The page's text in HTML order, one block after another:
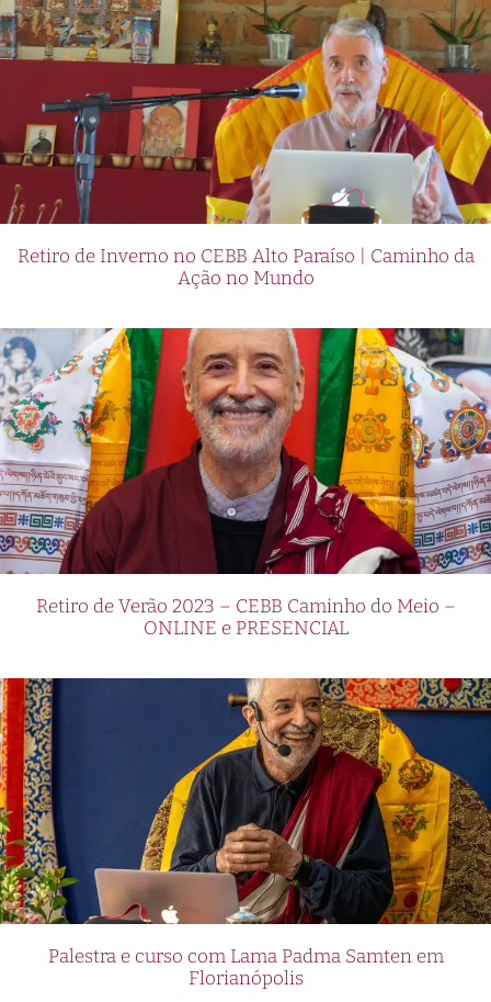
Retiro de Inverno no CEBB Alto Paraíso | Caminho da
Ação no Mundo
Retiro de Verão 2023 – CEBB Caminho do Meio –
ONLINE e PRESENCIAL
Palestra e curso com Lama Padma Samten em
Florianópolis